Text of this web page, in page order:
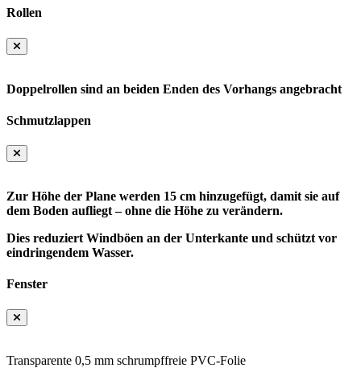
Rollen
Doppelrollen sind an beiden Enden des Vorhangs angebracht
Schmutzlappen
Zur Höhe der Plane werden 15 cm hinzugefügt, damit sie auf
dem Boden aufliegt – ohne die Höhe zu verändern.
Dies reduziert Windböen an der Unterkante und schützt vor
eindringendem Wasser.
Fenster
Transparente 0,5 mm schrumpffreie PVC-Folie